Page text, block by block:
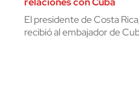
El presidente de Costa
recibió al embajador de